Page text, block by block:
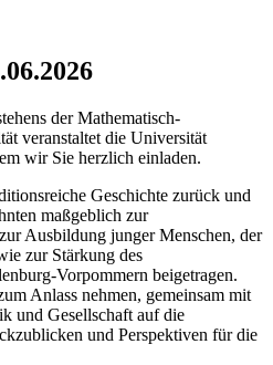
der Mathematisch-
veranstaltet die Universität
wir Sie herzlich einladen.
Geschichte zurück und
maßgeblich zur
Ausbildung junger Menschen, der
zur Stärkung des
Vorpommern beigetragen.
Anlass nehmen, gemeinsam mit
und Gesellschaft auf die
und Perspektiven für die